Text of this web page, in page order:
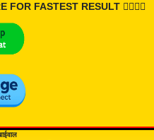
FOR FASTEST RESULT 👇🏾👇🏾